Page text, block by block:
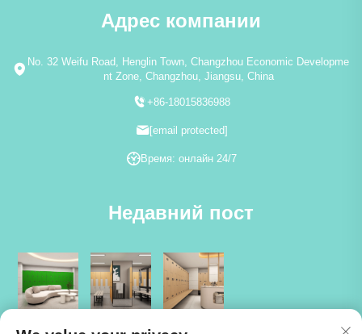
Адрес компании
No. 32 Weifu Road, Henglin Town, Changzhou Economic Developme
nt Zone, Changzhou, Jiangsu, China
+86-18015836988
[email protected]
Время: онлайн 24/7
Недавний пост